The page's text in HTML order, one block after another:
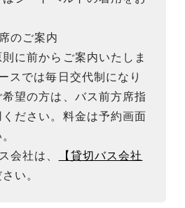
のご案内
に前からご案内いたしま
スでは毎日交代制になり
望の方は、バス前方席指
ださい。料金は予約画面
会社は、
【貸切バス会社
い。